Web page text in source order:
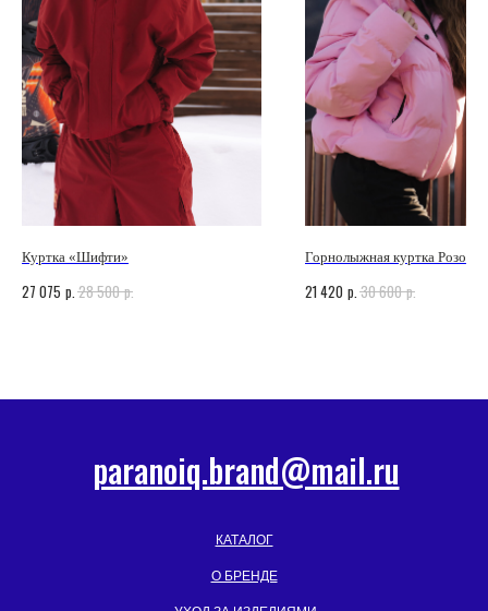
Куртка «Шифти»
27 075 p. 28 500 p.
Горнолыжная куртка Розовая
21 420 p. 30 600 p.
О БРЕНДЕ
КАТАЛОГ
paranoiq.brand@mail.ru